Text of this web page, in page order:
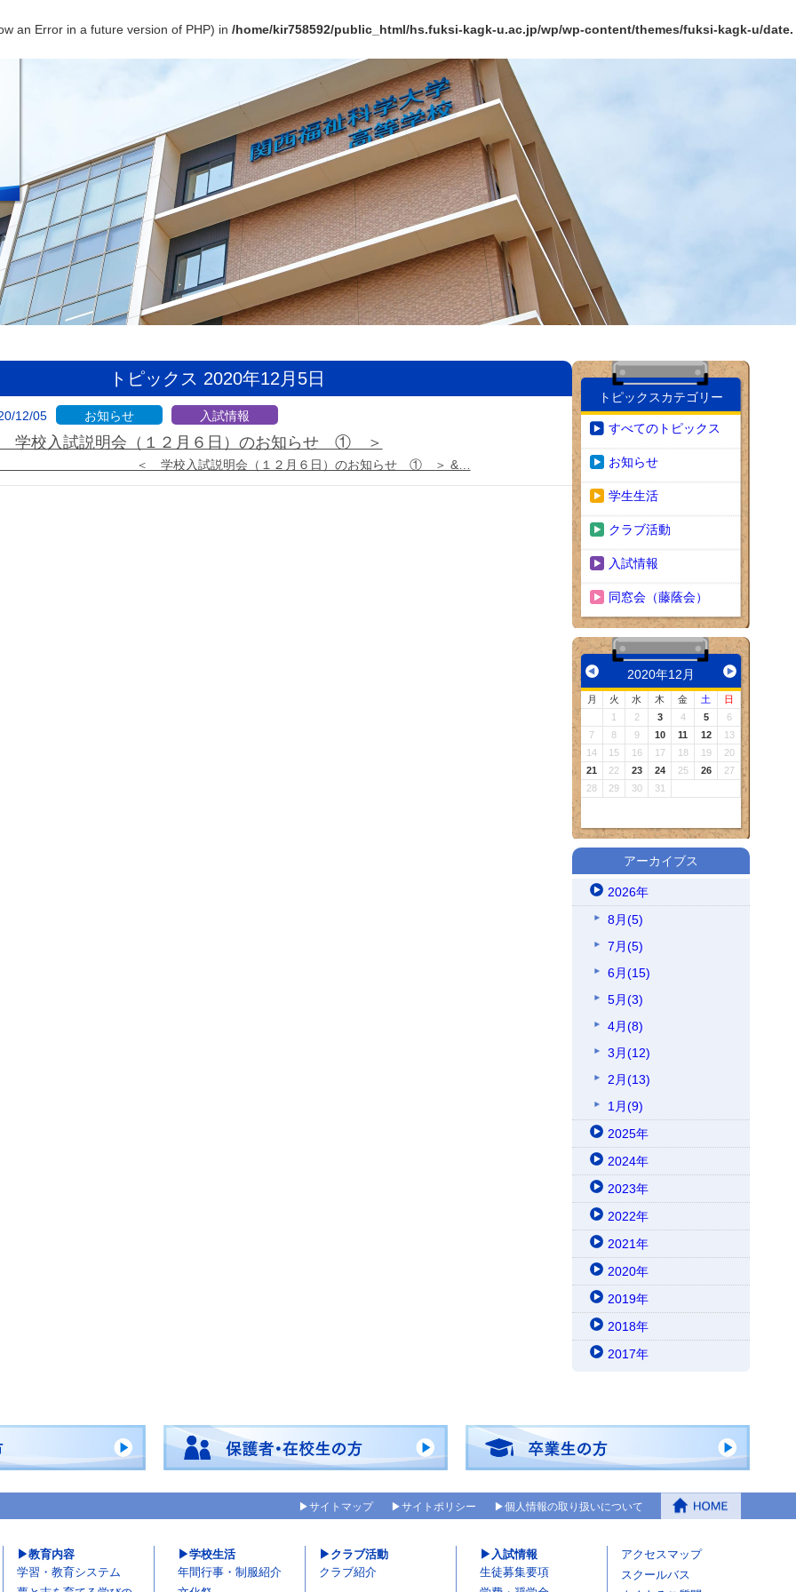
an Error in a future version of PHP) in /home/kir758592/public_html/hs.fuksi-kagk-u.ac.jp/wp/wp-content/themes/fuksi-kagk-u/date.
トピックス 2020年12月5日
12/05 お知らせ 入試情報
学校入試説明会（１２月６日）のお知らせ ① ＞
学校入試説明会（１２月６日）のお知らせ ① ＞ &…
トピックスカテゴリー
すべてのトピックス
お知らせ
学生生活
クラブ活動
入試情報
同窓会（藤蔭会）
2020年12月
月 火 水 木 金 土
日
1
2 3 4 5
6
7
8 9 10 11 12
13
14
15 16 17 18 19
20
21
22 23 24 25 26
27
28
29 30 31
アーカイブス
2026年
8月(5)
7月(5)
6月(15)
5月(3)
4月(8)
3月(12)
2月(13)
1月(9)
2025年
2024年
2023年
2022年
2021年
2020年
2019年
2018年
2017年
サイトマップ サイトポリシー 個人情報の取り扱いについて
教育内容
学習・教育システム
学校生活
年間行事・制服紹介
クラブ活動
クラブ紹介
入試情報
生徒募集要項
アクセスマップ
スクールバス